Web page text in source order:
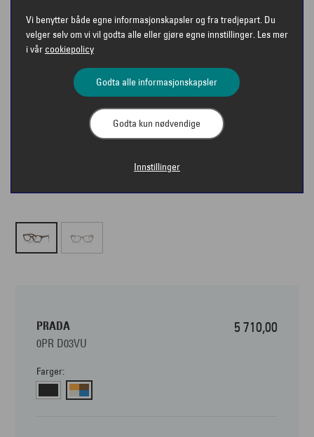
PRADA
0PR D03VU
5 710,00
Farger:
Vi benytter både egne informasjonskapsler og fra tredjepart. Du
velger selv om vi vil godta alle eller gjøre egne innstillinger. Les mer
i vår cookiepolicy
Godta alle informasjonskapsler
Godta kun nødvendige
Innstillinger